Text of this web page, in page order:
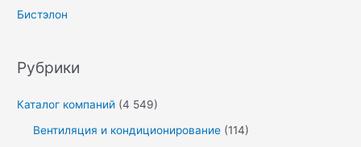
Бистэлон
Рубрики
Каталог компаний (4 549)
Вентиляция и кондиционирование (114)